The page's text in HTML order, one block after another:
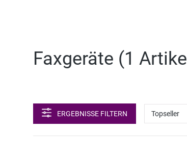
Faxgeräte (1 Artikel
ERGEBNISSE FILTERN